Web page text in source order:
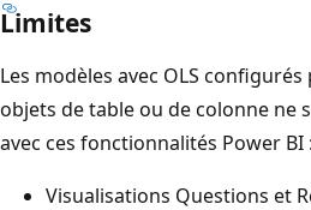
Limites
Les modèles avec OLS
objets de table ou de colonne ne
avec ces fonctionnalités Power BI :
Visualisations Questions et